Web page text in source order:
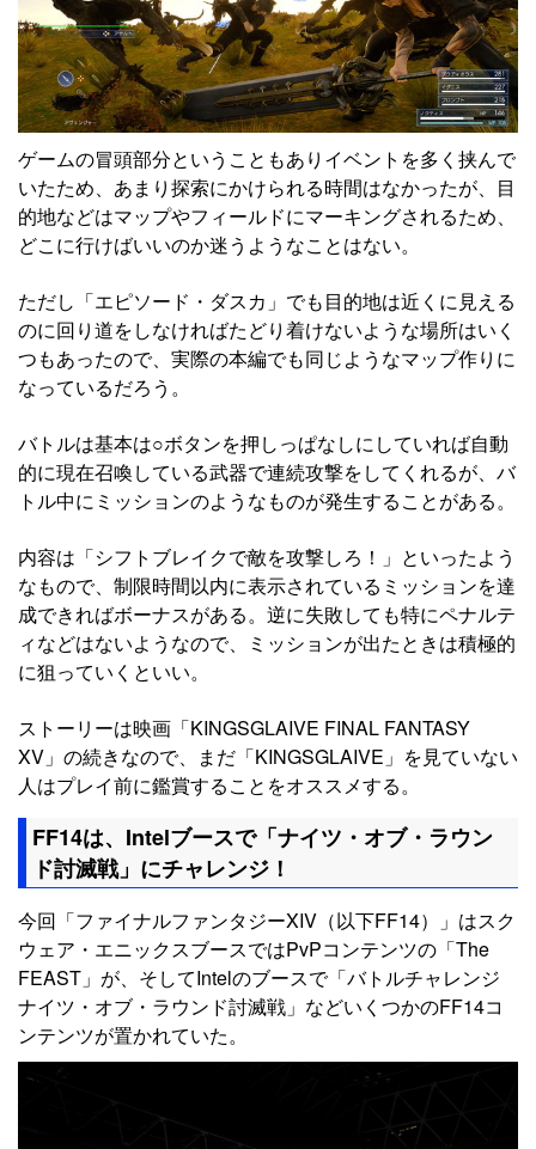
ゲームの冒頭部分ということもありイベントを多く挟んで
いたため、あまり探索にかけられる時間はなかったが、目
的地などはマップやフィールドにマーキングされるため、
どこに行けばいいのか迷うようなことはない。
ただし「エピソード・ダスカ」でも目的地は近くに見える
のに回り道をしなければたどり着けないような場所はいく
つもあったので、実際の本編でも同じようなマップ作りに
なっているだろう。
バトルは基本は○ボタンを押しっぱなしにしていれば自動
的に現在召喚している武器で連続攻撃をしてくれるが、バ
トル中にミッションのようなものが発生することがある。
内容は「シフトブレイクで敵を攻撃しろ！」といったよう
なもので、制限時間以内に表示されているミッションを達
成できればボーナスがある。逆に失敗しても特にペナルテ
ィなどはないようなので、ミッションが出たときは積極的
に狙っていくといい。
ストーリーは映画「KINGSGLAIVE FINAL FANTASY
XV」の続きなので、まだ「KINGSGLAIVE」を見ていない
人はプレイ前に鑑賞することをオススメする。
FF14は、Intelブースで「ナイツ・オブ・ラウン
ド討滅戦」にチャレンジ！
今回「ファイナルファンタジーXIV（以下FF14）」はスク
ウェア・エニックスブースではPvPコンテンツの「The
FEAST」が、そしてIntelのブースで「バトルチャレンジ
ナイツ・オブ・ラウンド討滅戦」などいくつかのFF14コ
ンテンツが置かれていた。